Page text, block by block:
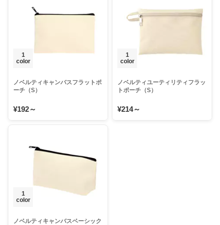
1
color
ノベルティキャンバスフラットポ
ーチ（S）
¥192～
1
color
ノベルティユーティリティフラッ
トポーチ（S）
¥214～
1
color
ノベルティキャンバスベーシック